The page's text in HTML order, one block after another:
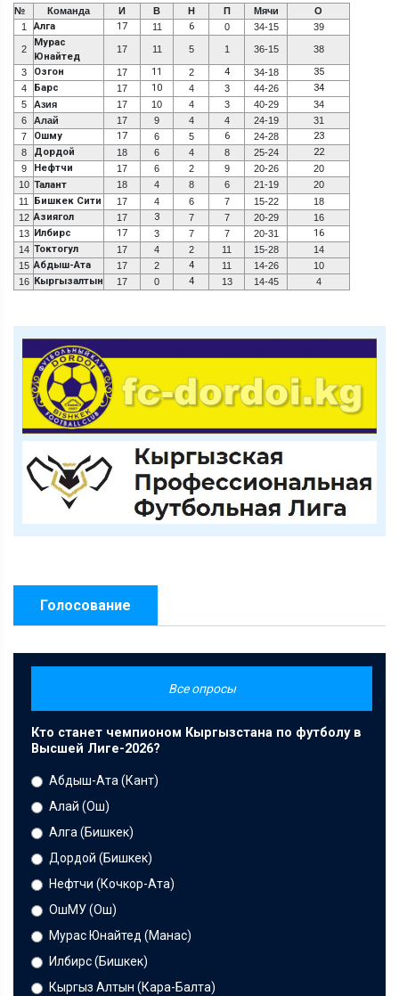
№ Команда И В Н П Мячи
О
1
Алга 17 11 6 0 34-15 39
2
Мурас
Юнайтед
17 11 5 1 36-15 38
3 Озгон 17 11 2 4 34-18 35
4 Барс 17 10 4 3 44-26 34
5 Азия 17 10 4 3 40-29
34
6
Алай 17 9 4 4 24-19
31
7
Ошму 17 6 5 6 24-28 23
8 Дордой 18 6 4 8 25-24 22
9 Нефтчи 17 6 2 9 20-26
20
10 Талант 18 4 8 6 21-19
20
11
Бишкек Сити 17 4 6 7 15-22
18
12 Азиягол 17 3 7 7 20-29
16
13 Илбирс 17 3 7 7 20-31 16
14 Токтогул 17 4 2 11 15-28
14
15 Абдыш-Ата 17 2 4 11 14-26
10
16 Кыргызалтын 17 0 4 13 14-45 4
Голосование
Все опросы
Кто станет чемпионом Кыргызстана по футболу в
Высшей Лиге-2026?
Абдыш-Ата (Кант)
Алай (Ош)
Алга (Бишкек)
Дордой (Бишкек)
Нефтчи (Кочкор-Ата)
ОшМУ (Ош)
Мурас Юнайтед (Манас)
Илбирс (Бишкек)
Кыргыз Алтын (Кара-Балта)